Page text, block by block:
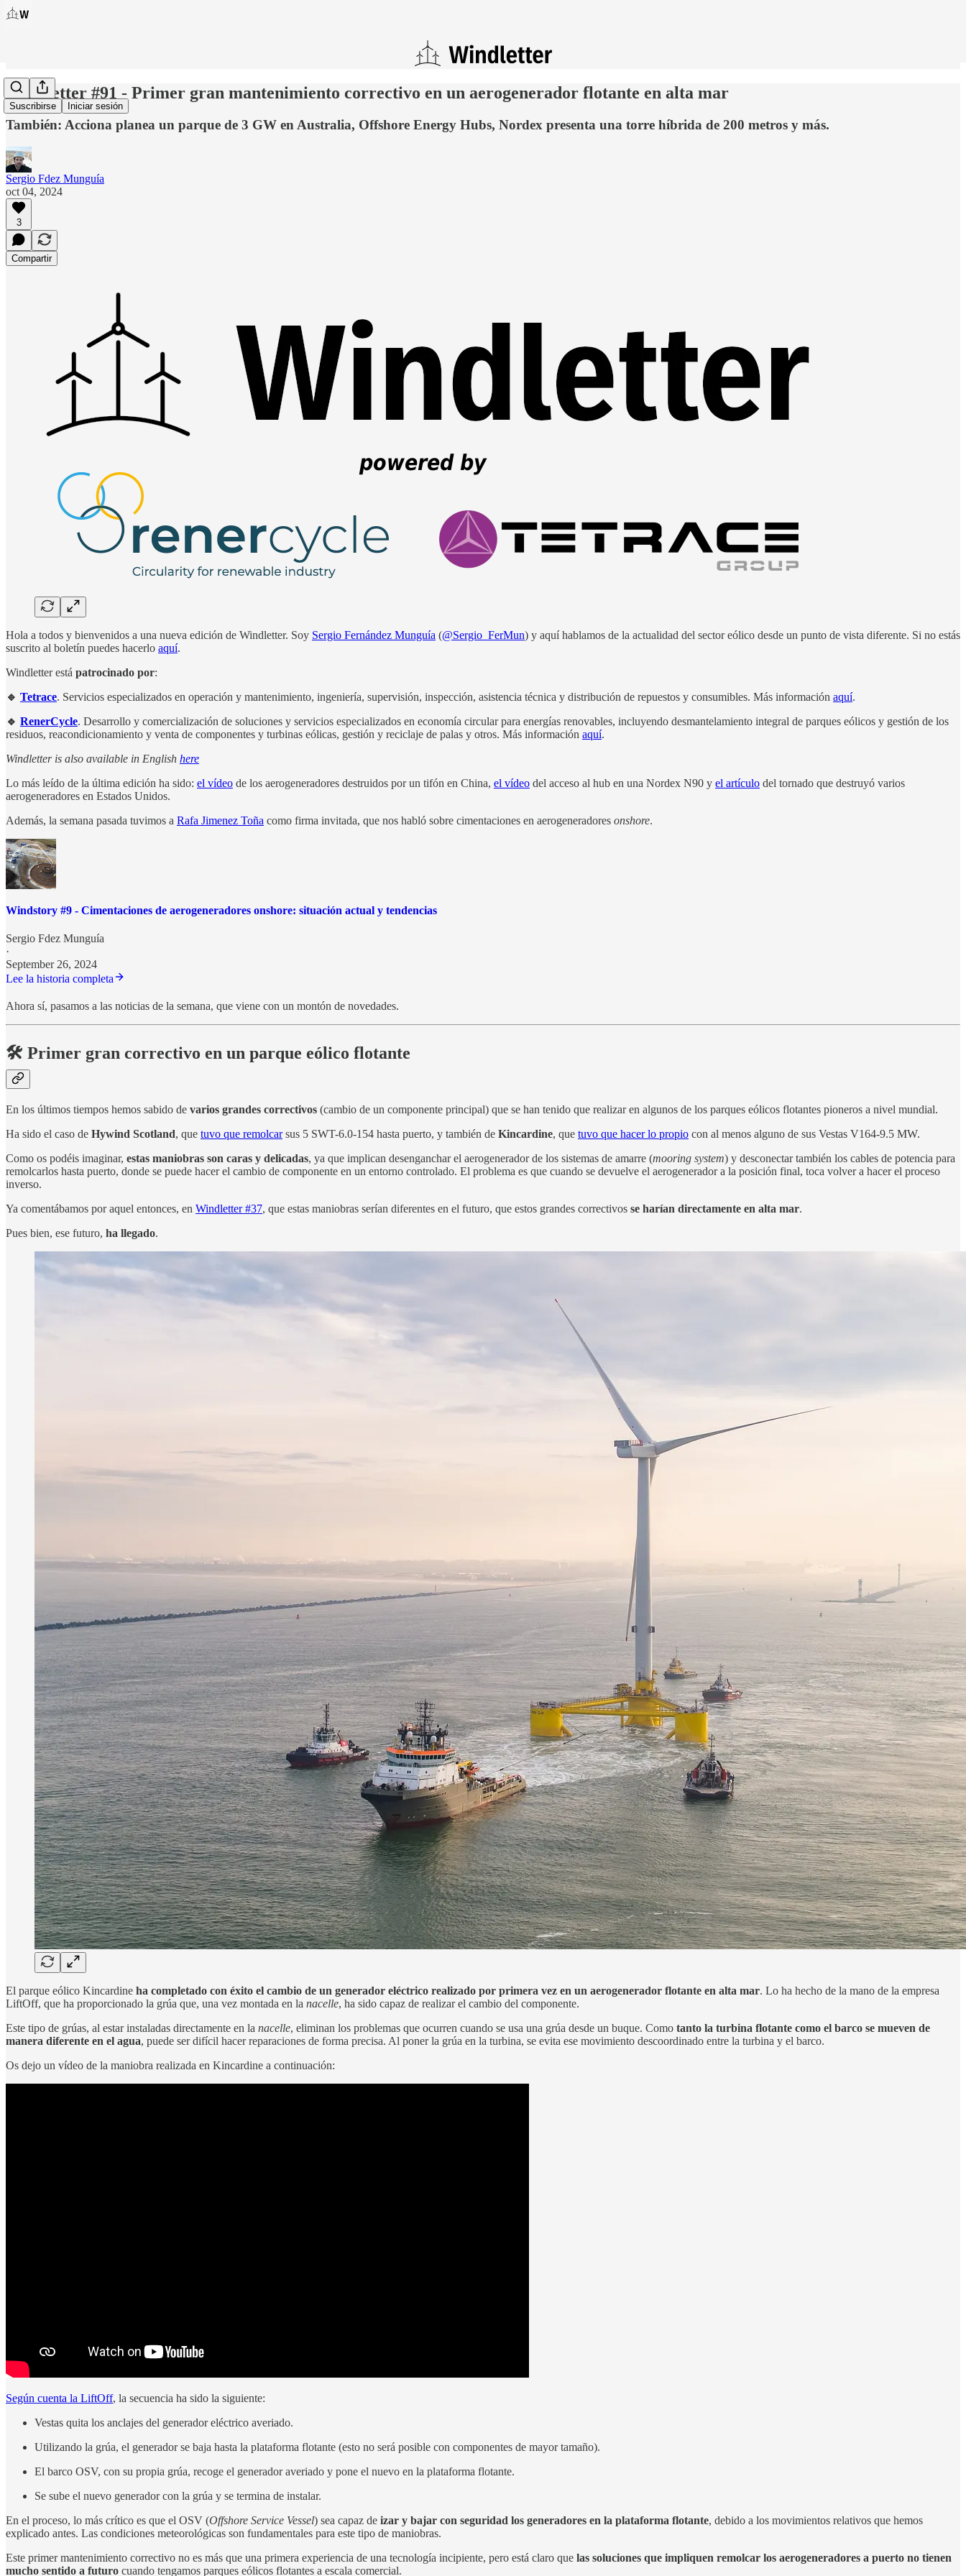
Suscribirse Iniciar sesión
Windletter #91 - Primer gran mantenimiento correctivo en un aerogenerador flotante en alta mar
También: Acciona planea un parque de 3 GW en Australia, Offshore Energy Hubs, Nordex presenta una torre híbrida de 200 metros y más.
Sergio Fdez Munguía
oct 04, 2024
3
Compartir
Hola a todos y bienvenidos a una nueva edición de Windletter. Soy Sergio Fernández Munguía (@Sergio_FerMun) y aquí hablamos de la actualidad del sector eólico desde un punto de vista diferente. Si no estás
suscrito al boletín puedes hacerlo aquí.
Windletter está patrocinado por:
🔹 Tetrace. Servicios especializados en operación y mantenimiento, ingeniería, supervisión, inspección, asistencia técnica y distribución de repuestos y consumibles. Más información aquí.
🔹 RenerCycle. Desarrollo y comercialización de soluciones y servicios especializados en economía circular para energías renovables, incluyendo desmantelamiento integral de parques eólicos y gestión de los
residuos, reacondicionamiento y venta de componentes y turbinas eólicas, gestión y reciclaje de palas y otros. Más información aquí.
Windletter is also available in English here
Lo más leído de la última edición ha sido: el vídeo de los aerogeneradores destruidos por un tifón en China, el vídeo del acceso al hub en una Nordex N90 y el artículo del tornado que destruyó varios
aerogeneradores en Estados Unidos.
Además, la semana pasada tuvimos a Rafa Jimenez Toña como firma invitada, que nos habló sobre cimentaciones en aerogeneradores onshore.
Windstory #9 - Cimentaciones de aerogeneradores onshore: situación actual y tendencias
Sergio Fdez Munguía
·
September 26, 2024
Lee la historia completa
Ahora sí, pasamos a las noticias de la semana, que viene con un montón de novedades.
🛠️ Primer gran correctivo en un parque eólico flotante
En los últimos tiempos hemos sabido de varios grandes correctivos (cambio de un componente principal) que se han tenido que realizar en algunos de los parques eólicos flotantes pioneros a nivel mundial.
Ha sido el caso de Hywind Scotland, que tuvo que remolcarsus 5 SWT-6.0-154 hasta puerto, y también de Kincardine, que tuvo que hacer lo propio con al menos alguno de sus Vestas V164-9.5 MW.
Como os podéis imaginar, estas maniobras son caras y delicadas, ya que implican desenganchar el aerogenerador de los sistemas de amarre (mooring system) y desconectar también los cables de potencia para
remolcarlos hasta puerto, donde se puede hacer el cambio de componente en un entorno controlado. El problema es que cuando se devuelve el aerogenerador a la posición final, toca volver a hacer el proceso
inverso.
Ya comentábamos por aquel entonces, en Windletter #37, que estas maniobras serían diferentes en el futuro, que estos grandes correctivos se harían directamente en alta mar.
Pues bien, ese futuro, ha llegado.
El parque eólico Kincardine ha completado con éxito el cambio de un generador eléctrico realizado por primera vez en un aerogenerador flotante en alta mar. Lo ha hecho de la mano de la empresa
LiftOff, que ha proporcionado la grúa que, una vez montada en la nacelle, ha sido capaz de realizar el cambio del componente.
Este tipo de grúas, al estar instaladas directamente en la nacelle, eliminan los problemas que ocurren cuando se usa una grúa desde un buque. Como tanto la turbina flotante como el barco se mueven de
manera diferente en el agua, puede ser difícil hacer reparaciones de forma precisa. Al poner la grúa en la turbina, se evita ese movimiento descoordinado entre la turbina y el barco.
Os dejo un vídeo de la maniobra realizada en Kincardine a continuación:
Según cuenta la LiftOff, la secuencia ha sido la siguiente:
Vestas quita los anclajes del generador eléctrico averiado.
Utilizando la grúa, el generador se baja hasta la plataforma flotante (esto no será posible con componentes de mayor tamaño).
El barco OSV, con su propia grúa, recoge el generador averiado y pone el nuevo en la plataforma flotante.
Se sube el nuevo generador con la grúa y se termina de instalar.
En el proceso, lo más crítico es que el OSV (Offshore Service Vessel) sea capaz de izar y bajar con seguridad los generadores en la plataforma flotante, debido a los movimientos relativos que hemos
explicado antes. Las condiciones meteorológicas son fundamentales para este tipo de maniobras.
Este primer mantenimiento correctivo no es más que una primera experiencia de una tecnología incipiente, pero está claro que las soluciones que impliquen remolcar los aerogeneradores a puerto no tienen
mucho sentido a futuro cuando tengamos parques eólicos flotantes a escala comercial.